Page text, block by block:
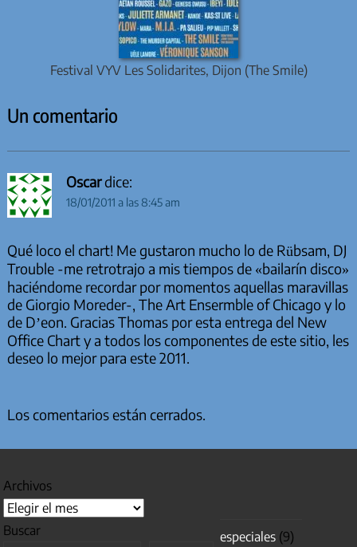
Festival VYV Les Solidarites, Dijon (The Smile)
Un comentario
Oscardice:
18/01/2011 a las 8:45 am
Qué loco el chart! Me gustaron mucho lo de Rübsam, DJ
Trouble -me retrotrajo a mis tiempos de «bailarín disco»
haciéndome recordar por momentos aquellas maravillas
de Giorgio Moreder-, The Art Ensermble of Chicago y lo
de D’eon. Gracias Thomas por esta entrega del New
Office Chart y a todos los componentes de este sitio, les
deseo lo mejor para este 2011.
Los comentarios están cerrados.
Archivos
Buscar
especiales (9)